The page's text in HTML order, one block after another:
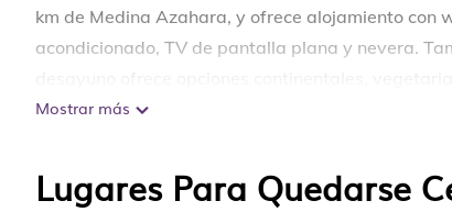
km de Medina Azahara, y ofrece alojamiento
acondicionado, TV de pantalla plana y nevera.
Sinagoga de Córdoba, Palacio de la Merced y
La Trinidad Córdoba - GREAT LOCATION se
Mostrar más
Lugares Para Quedarse